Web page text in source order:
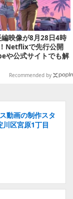
編映像が8月28日4時
Netflixで先行公開
や公式サイトでも解
Recommended by
動画の制作スタ
区宮原1丁目